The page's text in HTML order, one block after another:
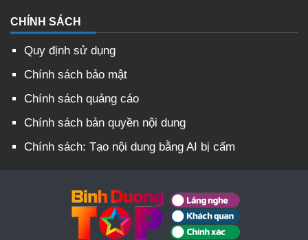
CHÍNH SÁCH
Quy định sử dụng
Chính sách bảo mật
Chính sách quảng cáo
Chính sách bản quyền nội dung
Chính sách: Tạo nội dung bằng AI bị cấm